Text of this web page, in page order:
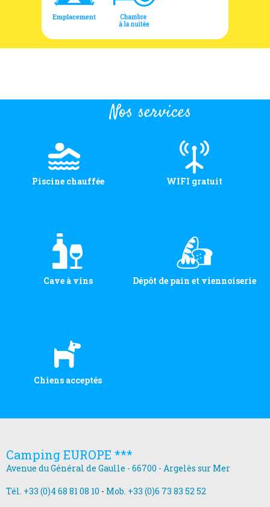
Nos services
Piscine chauffée WIFI gratuit
Cave à vins Dépôt de pain et viennoiserie
Chiens acceptés
Camping EUROPE ***
Avenue du Général de Gaulle - 66700 - Argelès sur Mer
Tél. +33 (0)4 68 81 08 10 - Mob. +33 (0)6 73 83 52 52